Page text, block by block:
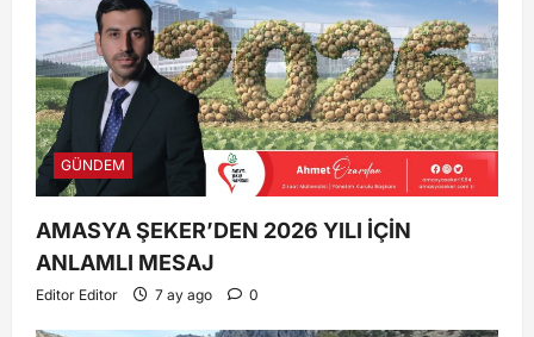
GÜNDEM
AMASYA ŞEKER’DEN 2026 YILI İÇİN
ANLAMLI MESAJ
Editor Editor 7 ay ago 0